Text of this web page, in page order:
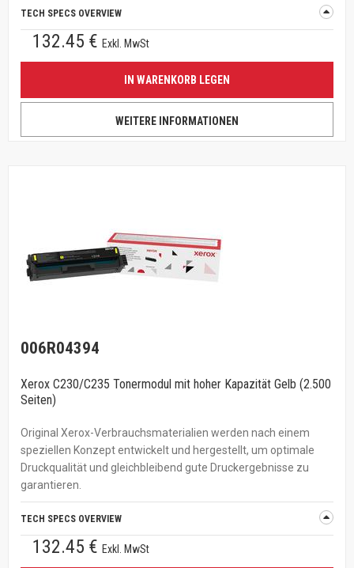
TECH SPECS OVERVIEW
132.45 € Exkl. MwSt
IN WARENKORB LEGEN
WEITERE INFORMATIONEN
006R04394
Xerox C230/C235 Tonermodul mit hoher Kapazität Gelb (2.500
Seiten)
Original Xerox-Verbrauchsmaterialien werden nach einem
speziellen Konzept entwickelt und hergestellt, um optimale
Druckqualität und gleichbleibend gute Druckergebnisse zu
garantieren.
TECH SPECS OVERVIEW
132.45 € Exkl. MwSt